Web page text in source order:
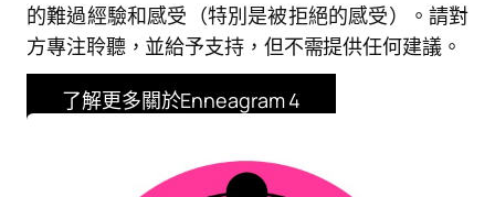
的難過經驗和感受（特別是被拒絕的感受）。請對
方專注聆聽，並給予支持，但不需提供任何建議。
了解更多關於Enneagram 4